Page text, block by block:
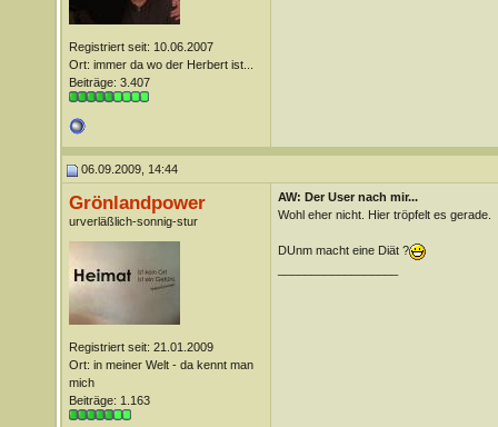
Registriert seit: 10.06.2007
Ort: immer da wo der Herbert ist...
Beiträge: 3.407
06.09.2009, 14:44
Grönlandpower
urverläßlich-sonnig-stur
Registriert seit: 21.01.2009
Ort: in meiner Welt - da kennt man
mich
Beiträge: 1.163
AW: Der User nach mir...
Wohl eher nicht. Hier tröpfelt es gerade.
DUnm macht eine Diät ?